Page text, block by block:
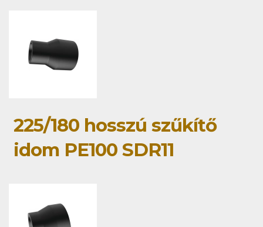
225/180 hosszú szűkítő
idom PE100 SDR11